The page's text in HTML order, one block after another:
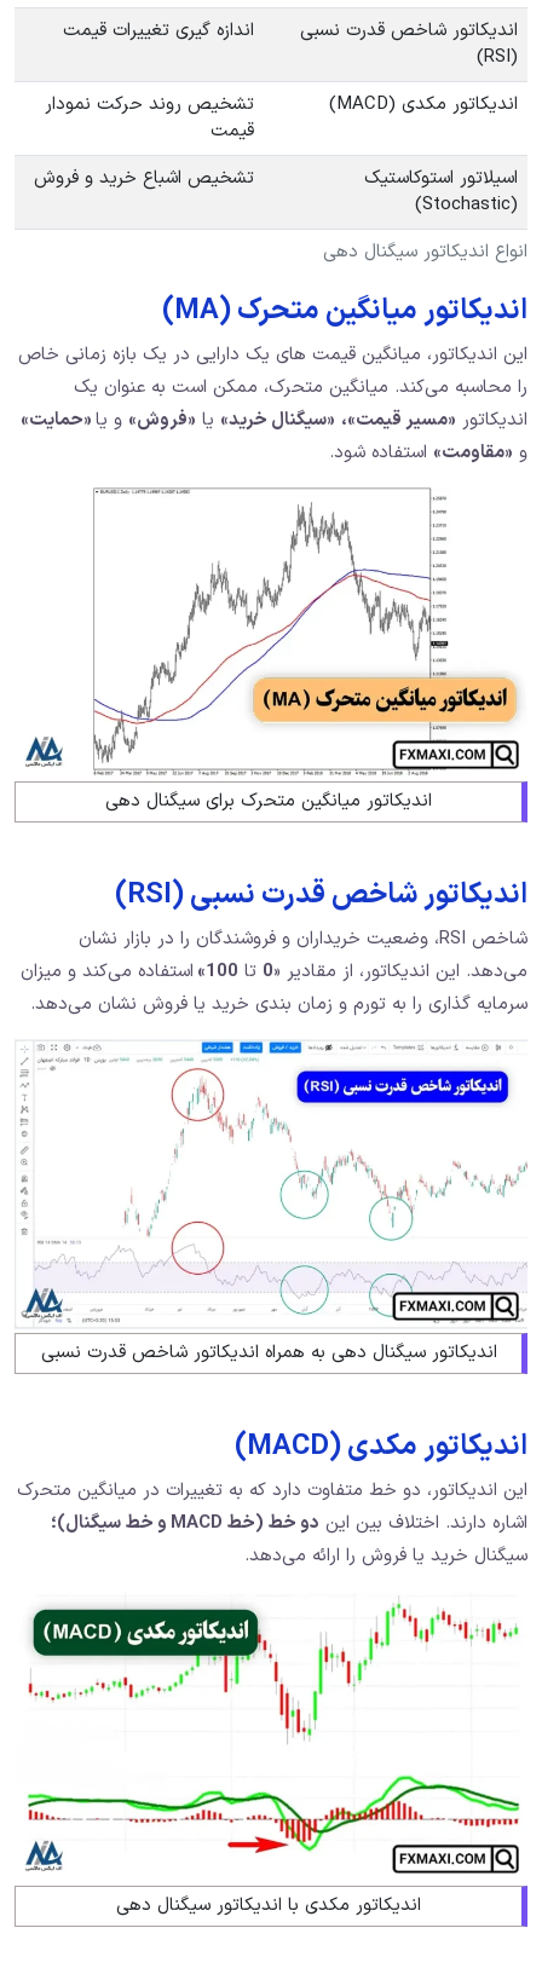
انواع اندیکاتور سیگنال دهی
اندیکاتور شاخص قدرت نسبی
(RSI)
اندازه گیری تغییرات قیمت
اندیکاتور مکدی (MACD)
تشخیص روند حرکت نمودار
قیمت
اسیلاتور استوکاستیک
(Stochastic)
تشخیص اشباع خرید و فروش
اندیکاتور میانگین متحرک (MA)
این اندیکاتور، میانگین قیمت‌ های یک دارایی در یک بازه زمانی خاص
را محاسبه می‌کند. میانگین متحرک، ممکن است به عنوان یک
اندیکاتور «مسیر قیمت»، «سیگنال خرید» یا «فروش» و یا«حمایت»
و «مقاومت» استفاده شود.
اندیکاتور میانگین متحرک برای سیگنال دهی
اندیکاتور شاخص قدرت نسبی (RSI)
شاخص RSI، وضعیت خریداران و فروشندگان را در بازار نشان
می‌دهد. این اندیکاتور، از مقادیر «0 تا 100
» استفاده می‌کند و میزان
سرمایه گذاری را به تورم و زمان‌ بندی خرید یا فروش نشان می‌دهد.
اندیکاتور سیگنال دهی به همراه اندیکاتور شاخص قدرت نسبی
اندیکاتور مکدی (MACD)
این اندیکاتور، دو خط متفاوت دارد که به تغییرات در میانگین متحرک
اشاره دارند. اختلاف بین این دو خط (خط MACD و خط سیگنال)؛
سیگنال خرید یا فروش را ارائه می‌دهد.
اندیکاتور مکدی با اندیکاتور سیگنال دهی